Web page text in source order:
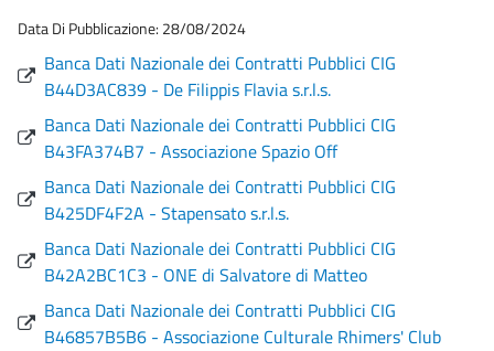
Data Di Pubblicazione: 28/08/2024
Banca Dati Nazionale dei Contratti Pubblici CIG
B44D3AC839 - De Filippis Flavia s.r.l.s.
Banca Dati Nazionale dei Contratti Pubblici CIG
B43FA374B7 - Associazione Spazio Off
Banca Dati Nazionale dei Contratti Pubblici CIG
B425DF4F2A - Stapensato s.r.l.s.
Banca Dati Nazionale dei Contratti Pubblici CIG
B42A2BC1C3 - ONE di Salvatore di Matteo
Banca Dati Nazionale dei Contratti Pubblici CIG
B46857B5B6 - Associazione Culturale Rhimers' Club